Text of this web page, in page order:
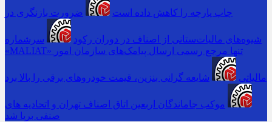
چاپ پارچه را کاهش داده است ضرورت بازنگری در
شیوه‌های مالیات‌ستانی از اصناف در دوران رکود
سرشماره
«MALIAT» تنها مرجع رسمی ارسال پیامک‌های سازمان امور
مالیاتی شایعه گرانی بنزین، قیمت خودروهای برقی را بالا برد
موکب جاماندگان اربعین اتاق اصناف تهران و اتحادیه های
صنفی برپا شد